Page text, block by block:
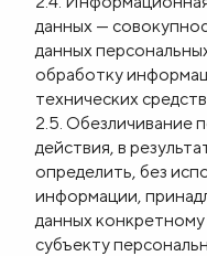
данных —
данных
обработку
технических
2.5. Обезличивание
действия, в
определить, без
информации,
данных
субъекту